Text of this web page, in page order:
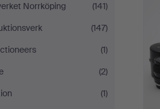
Norrköping
(141)
(147)
(1)
(2)
(1)